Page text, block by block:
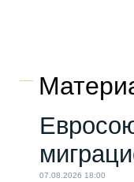
07.08.2026 18:00